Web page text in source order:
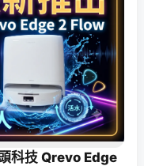
科技 Qrevo Edge